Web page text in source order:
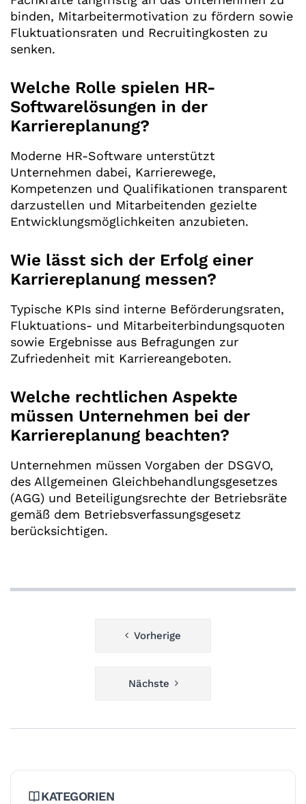
binden, Mitarbeitermotivation zu fördern sowie
Fluktuationsraten und Recruitingkosten zu
senken.
Welche Rolle spielen HR-
Softwarelösungen in der
Karriereplanung?
Moderne HR-Software unterstützt
Unternehmen dabei, Karrierewege,
Kompetenzen und Qualifikationen transparent
darzustellen und Mitarbeitenden gezielte
Entwicklungsmöglichkeiten anzubieten.
Wie lässt sich der Erfolg einer
Karriereplanung messen?
Typische KPIs sind interne Beförderungsraten,
Fluktuations- und Mitarbeiterbindungsquoten
sowie Ergebnisse aus Befragungen zur
Zufriedenheit mit Karriereangeboten.
Welche rechtlichen Aspekte
müssen Unternehmen bei der
Karriereplanung beachten?
Unternehmen müssen Vorgaben der DSGVO,
des Allgemeinen Gleichbehandlungsgesetzes
(AGG) und Beteiligungsrechte der Betriebsräte
gemäß dem Betriebsverfassungsgesetz
berücksichtigen.
Beitragsnavigation
Vorherige
Nächste
KATEGORIEN